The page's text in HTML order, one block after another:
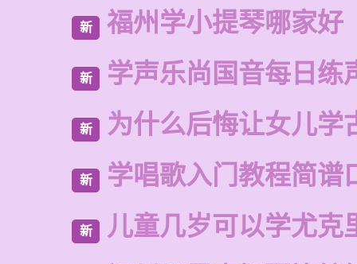
新 福州学小提琴哪家好
新 学声乐尚国音每日练
新 为什么后悔让女儿学
新 学唱歌入门教程简谱
新 儿童几岁可以学尤克